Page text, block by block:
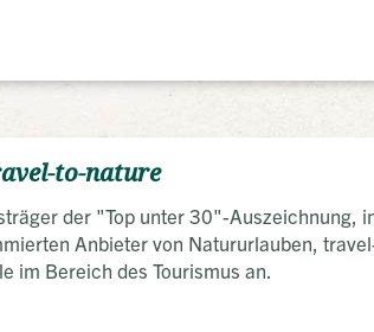
to-nature
der "Top unter 30"-Auszeichnung,
Anbieter von Natururlauben,
im Bereich des Tourismus an.